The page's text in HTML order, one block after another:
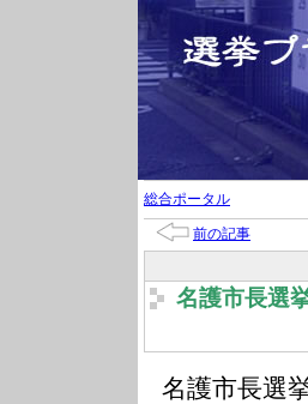
総合ポータル
前の記事
名護市長選
名護市長選